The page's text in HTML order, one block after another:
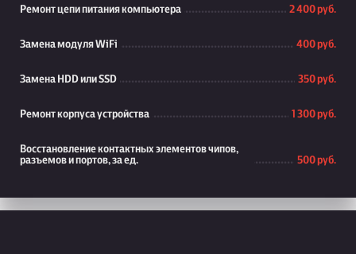
Ремонт цепи питания компьютера 2 400 руб.
Замена модуля WiFi 400 руб.
Замена HDD или SSD 350 руб.
Ремонт корпуса устройства 1 300 руб.
Восстановление контактных элементов чипов,
разъемов и портов, за ед.
500 руб.